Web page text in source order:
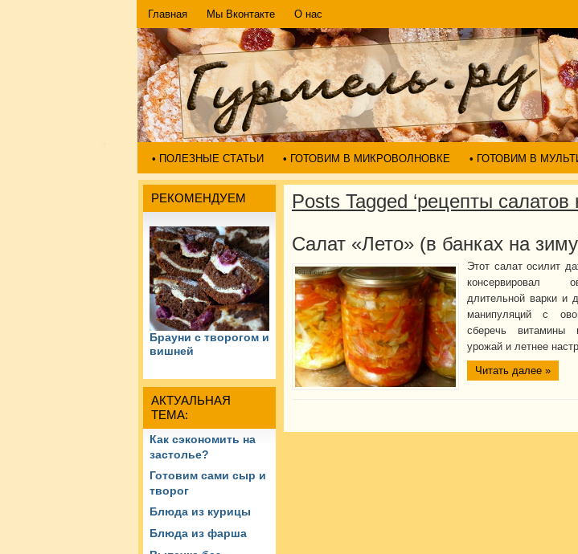
Главная Мы Вконтакте О нас
• ПОЛЕЗНЫЕ СТАТЬИ • ГОТОВИМ В МИКРОВОЛНОВКЕ • ГОТОВИМ В
РЕКОМЕНДУЕМ
Брауни с творогом и
вишней
АКТУАЛЬНАЯ
ТЕМА:
Как сэкономить на
застолье?
Готовим сами сыр и
творог
Блюда из курицы
Блюда из фарша
Posts Tagged ‘рецепты салатов
Салат «Лето» (в банках на
Этот салат осилит
консервировал
длительной варки и
манипуляций с
сберечь витамины
урожай и летнее
Читать далее »